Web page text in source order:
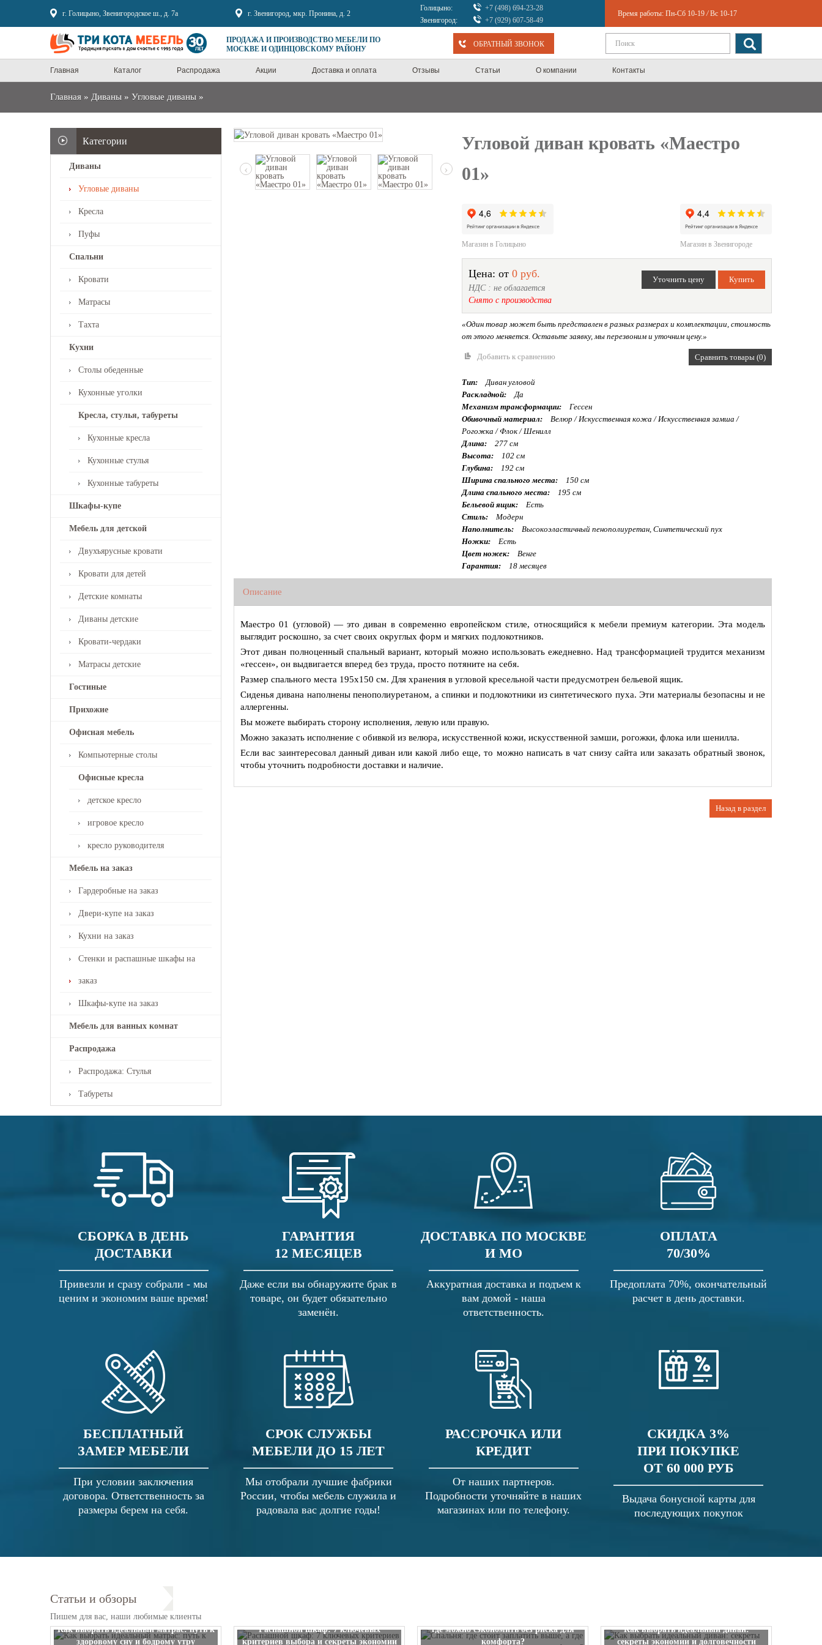
г. Голицыно, Звенигородское ш., д. 7а г. Звенигород, мкр. Пронина, д. 2
Голицыно:
+7 (498) 694-23-28
Звенигород:
+7 (929) 607-58-49
Время работы: Пн-Сб 10-19 / Вс 10-17
ПРОДАЖА И ПРОИЗВОДСТВО МЕБЕЛИ ПО
МОСКВЕ И ОДИНЦОВСКОМУ РАЙОНУ
ОБРАТНЫЙ ЗВОНОК
Главная Каталог Распродажа Акции Доставка и оплата Отзывы Статьи О компании Контакты
Главная » Диваны » Угловые диваны »
Категории
Диваны
Угловые диваны
Кресла
Пуфы
Спальни
Кровати
Матрасы
Тахта
Кухни
Столы обеденные
Кухонные уголки
Кресла, стулья, табуреты
Кухонные кресла
Кухонные стулья
Кухонные табуреты
Шкафы-купе
Мебель для детской
Двухъярусные кровати
Кровати для детей
Детские комнаты
Диваны детские
Кровати-чердаки
Матрасы детские
Гостиные
Прихожие
Офисная мебель
Компьютерные столы
Офисные кресла
детское кресло
игровое кресло
кресло руководителя
Мебель на заказ
Гардеробные на заказ
Двери-купе на заказ
Кухни на заказ
Стенки и распашные шкафы на
заказ
Шкафы-купе на заказ
Мебель для ванных комнат
Распродажа
Распродажа: Стулья
Табуреты
‹ ›
Угловой диван кровать «Маестро
01»
Магазин в Голицыно Магазин в Звенигороде
Цена: от 0 руб.
НДС : не облагается
Снято с производства
«Один товар может быть представлен в разных размерах и комплектации, стоимость
от этого меняется. Оставьте заявку, мы перезвоним и уточним цену.»
Добавить к сравнению Сравнить товары (0)
Тип:
Диван угловой
Раскладной:
Да
Механизм трансформации:
Гессен
Обивочный материал:
Велюр / Искуcственная кожа / Искусственная замша /
Рогожка / Флок / Шенилл
Длина:
277 см
Высота:
102 см
Глубина:
192 см
Ширина спального места:
150 см
Длина спального места:
195 см
Бельевой ящик:
Есть
Стиль:
Модерн
Наполнитель:
Высокоэластичный пенополиуретан, Синтетический пух
Ножки:
Есть
Цвет ножек:
Венге
Гарантия:
18 месяцев
Описание
Маестро 01 (угловой) — это диван в современно европейском стиле, относящийся к мебели премиум категории. Эта модель
выглядит роскошно, за счет своих округлых форм и мягких подлокотников.
Этот диван полноценный спальный вариант, который можно использовать ежедневно. Над трансформацией трудится механизм
«гессен», он выдвигается вперед без труда, просто потяните на себя.
Размер спального места 195х150 см. Для хранения в угловой кресельной части предусмотрен бельевой ящик.
Сиденья дивана наполнены пенополиуретаном, а спинки и подлокотники из синтетического пуха. Эти материалы безопасны и не
аллергенны.
Вы можете выбирать сторону исполнения, левую или правую.
Можно заказать исполнение с обивкой из велюра, искусственной кожи, искусственной замши, рогожки, флока или шенилла.
Если вас заинтересовал данный диван или какой либо еще, то можно написать в чат снизу сайта или заказать обратный звонок,
чтобы уточнить подробности доставки и наличие.
Назад в раздел
СБОРКА В ДЕНЬ
ДОСТАВКИ
Привезли и сразу собрали - мы
ценим и экономим ваше время!
ГАРАНТИЯ
12 МЕСЯЦЕВ
Даже если вы обнаружите брак в
товаре, он будет обязательно
заменён.
ДОСТАВКА ПО МОСКВЕ
И МО
Аккуратная доставка и подъем к
вам домой - наша
ответственность.
ОПЛАТА
70/30%
Предоплата 70%, окончательный
расчет в день доставки.
БЕСПЛАТНЫЙ
ЗАМЕР МЕБЕЛИ
При условии заключения
договора. Ответственность за
размеры берем на себя.
СРОК СЛУЖБЫ
МЕБЕЛИ ДО 15 ЛЕТ
Мы отобрали лучшие фабрики
России, чтобы мебель служила и
радовала вас долгие годы!
РАССРОЧКА ИЛИ
КРЕДИТ
От наших партнеров.
Подробности уточняйте в наших
магазинах или по телефону.
СКИДКА 3%
ПРИ ПОКУПКЕ
ОТ 60 000 РУБ
Выдача бонусной карты для
последующих покупок
Статьи и обзоры
Пишем для вас, наши любимые клиенты
Как выбрать идеальный матрас: путь к
здоровому сну и бодрому утру
Распашной шкаф: 7 ключевых
критериев выбора и секреты экономии
где можно сэкономить без риска для
комфорта?
Как выбрать идеальный диван:
секреты экономии и долговечности